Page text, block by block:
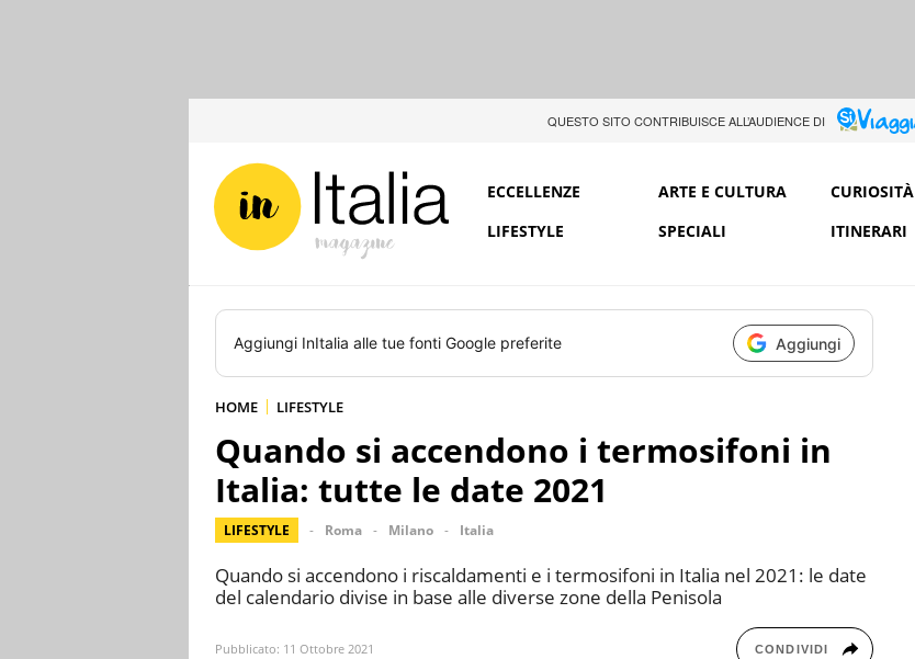
QUESTO SITO CONTRIBUISCE ALL’AUDIENCE DI
ECCELLENZE ARTE E CULTURA CURIOSITÀ
LIFESTYLE
SPECIALI ITINERARI
Aggiungi InItalia alle tue fonti Google preferite Aggiungi
HOME LIFESTYLE
Quando si accendono i termosifoni in
Italia: tutte le date 2021
LIFESTYLE Roma Milano Italia
Quando si accendono i riscaldamenti e i termosifoni in Italia nel 2021: le date
del calendario divise in base alle diverse zone della Penisola
Pubblicato: 11 Ottobre 2021 CONDIVIDI